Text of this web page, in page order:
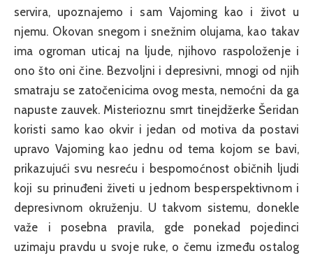
servira, upoznajemo i sam Vajoming kao i život u
njemu. Okovan snegom i snežnim olujama, kao takav
ima ogroman uticaj na ljude, njihovo raspoloženje i
ono što oni čine. Bezvoljni i depresivni, mnogi od njih
smatraju se zatočenicima ovog mesta, nemoćni da ga
napuste zauvek. Misterioznu smrt tinejdžerke Šeridan
koristi samo kao okvir i jedan od motiva da postavi
upravo Vajoming kao jednu od tema kojom se bavi,
prikazujući svu nesreću i bespomoćnost običnih ljudi
koji su prinuđeni živeti u jednom besperspektivnom i
depresivnom okruženju. U takvom sistemu, donekle
važe i posebna pravila, gde ponekad pojedinci
uzimaju pravdu u svoje ruke, o čemu između ostalog